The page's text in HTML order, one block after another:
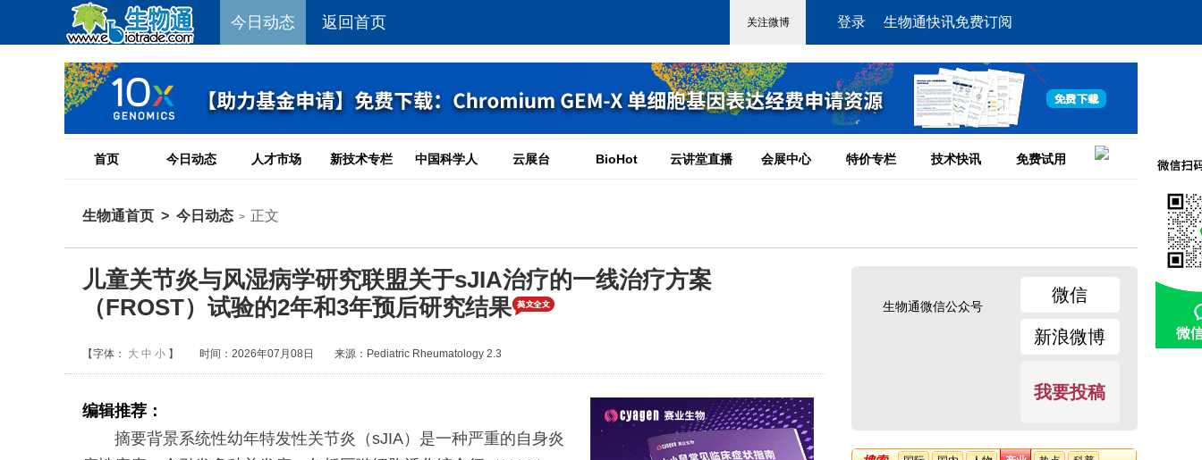
今日动态 返回首页 登录 生物通快讯免费订阅
首页 今日动态 人才市场 新技术专栏 中国科学人 云展台 BioHot 云讲堂直播 会展中心 特价专栏 技术快讯 免费试用
生物通首页 > 今日动态 > 正文
儿童关节炎与风湿病学研究联盟关于sJIA治疗的一线治疗方案
（FROST）试验的2年和3年预后研究结果
【字体： 大 中 小 】 时间：2026年07月08日 来源：Pediatric Rheumatology 2.3
编辑推荐：
摘要背景系统性幼年特发性关节炎（sJIA）是一种严重的自身炎
生物通微信公众号
微信
新浪微博
我要投稿